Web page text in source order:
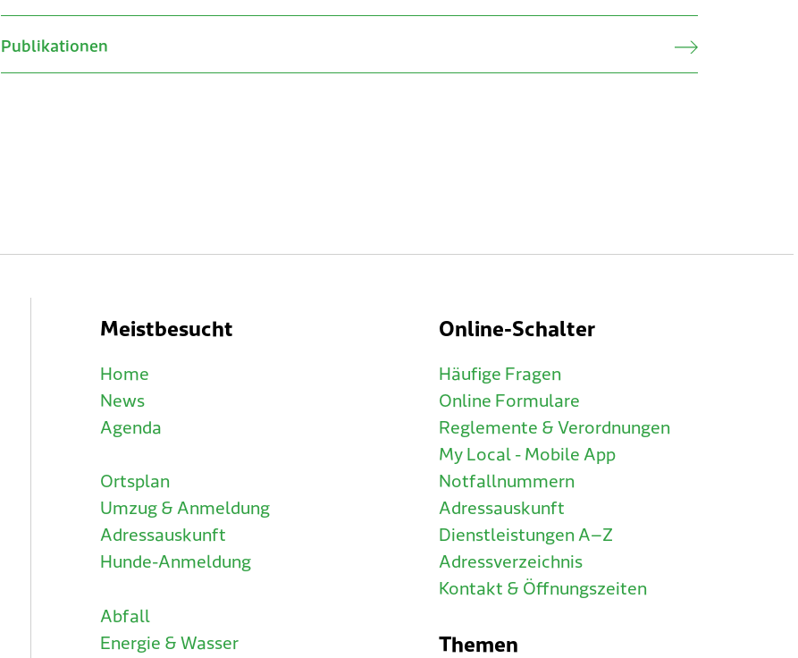
Publikationen
Meistbesucht
Home
News
Agenda
Ortsplan
Umzug & Anmeldung
Adressauskunft
Hunde-Anmeldung
Abfall
Energie & Wasser
Online-Schalter
Häufige Fragen
Online Formulare
Reglemente & Verordnungen
My Local - Mobile App
Notfallnummern
Adressauskunft
Dienstleistungen A–Z
Adressverzeichnis
Kontakt & Öffnungszeiten
Themen